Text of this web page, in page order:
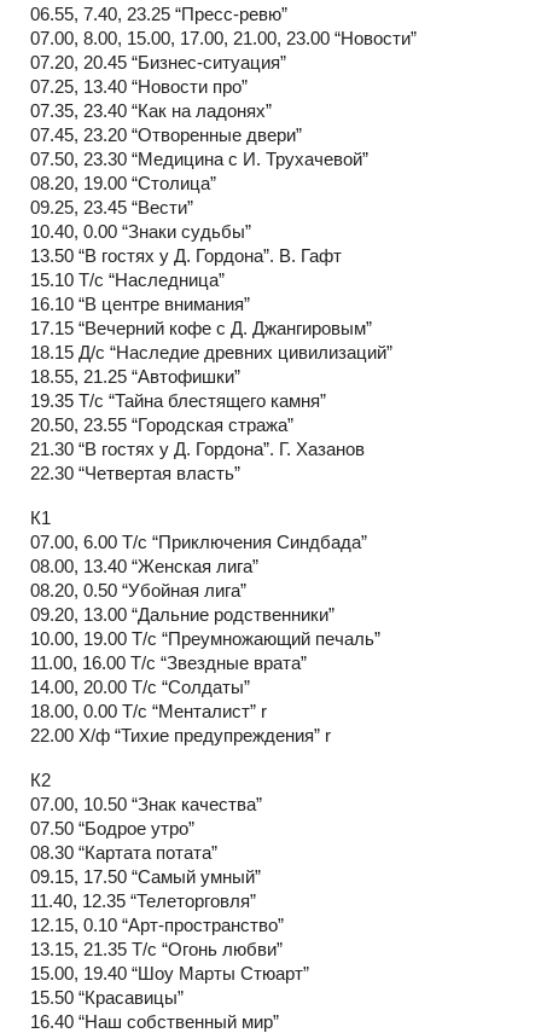
06.55, 7.40, 23.25 “Пресс-ревю”
07.00, 8.00, 15.00, 17.00, 21.00, 23.00 “Новости”
07.20, 20.45 “Бизнес-ситуация”
07.25, 13.40 “Новости про”
07.35, 23.40 “Как на ладонях”
07.45, 23.20 “Отворенные двери”
07.50, 23.30 “Медицина с И. Трухачевой”
08.20, 19.00 “Столица”
09.25, 23.45 “Вести”
10.40, 0.00 “Знаки судьбы”
13.50 “В гостях у Д. Гордона”. В. Гафт
15.10 Т/с “Наследница”
16.10 “В центре внимания”
17.15 “Вечерний кофе с Д. Джангировым”
18.15 Д/с “Наследие древних цивилизаций”
18.55, 21.25 “Автофишки”
19.35 Т/с “Тайна блестящего камня”
20.50, 23.55 “Городская стража”
21.30 “В гостях у Д. Гордона”. Г. Хазанов
22.30 “Четвертая власть”
К1
07.00, 6.00 Т/с “Приключения Синдбада”
08.00, 13.40 “Женская лига”
08.20, 0.50 “Убойная лига”
09.20, 13.00 “Дальние родственники”
10.00, 19.00 Т/с “Преумножающий печаль”
11.00, 16.00 Т/с “Звездные врата”
14.00, 20.00 Т/с “Солдаты”
18.00, 0.00 Т/с “Менталист” r
22.00 Х/ф “Тихие предупреждения” r
К2
07.00, 10.50 “Знак качества”
07.50 “Бодрое утро”
08.30 “Картата потата”
09.15, 17.50 “Самый умный”
11.40, 12.35 “Телеторговля”
12.15, 0.10 “Арт-пространство”
13.15, 21.35 Т/с “Огонь любви”
15.00, 19.40 “Шоу Марты Стюарт”
15.50 “Красавицы”
16.40 “Наш собственный мир”